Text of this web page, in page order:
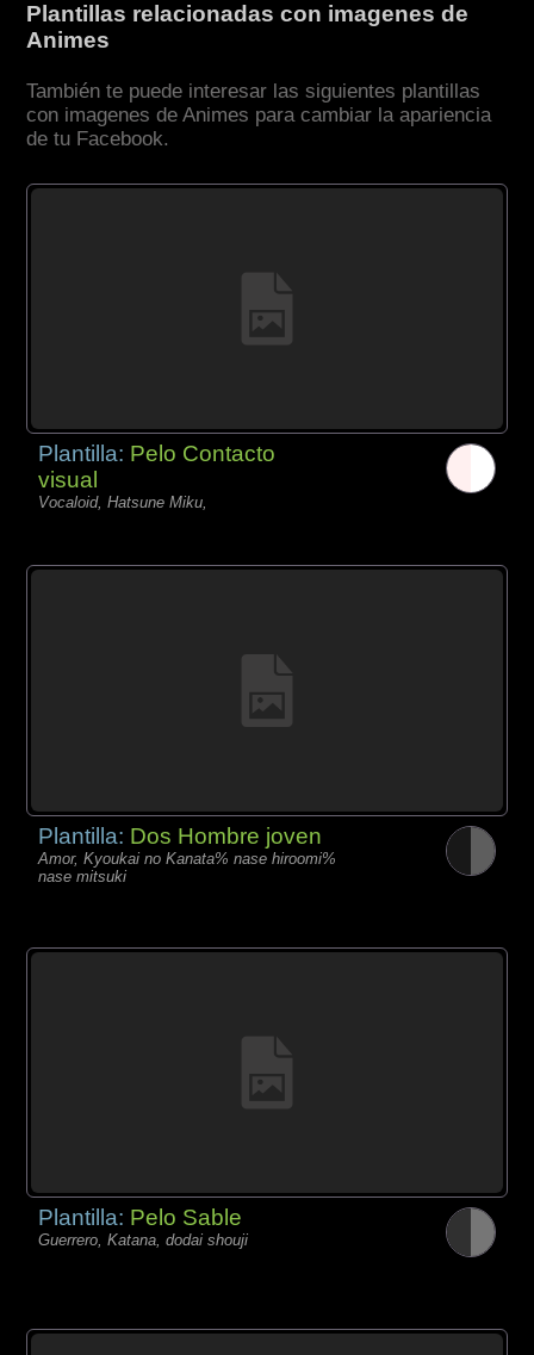
Plantillas relacionadas con imagenes de
Animes
También te puede interesar las siguientes plantillas
con imagenes de Animes para cambiar la apariencia
de tu Facebook.
Plantilla: Pelo Contacto
visual
Vocaloid, Hatsune Miku,
Plantilla: Dos Hombre joven
Amor, Kyoukai no Kanata% nase hiroomi%
nase mitsuki
Plantilla: Pelo Sable
Guerrero, Katana, dodai shouji